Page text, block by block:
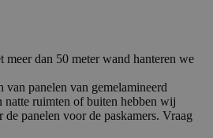
meer dan 50 meter wand hanteren we
panelen van gemelamineerd
natte ruimten of buiten hebben wij
panelen voor de paskamers. Vraag